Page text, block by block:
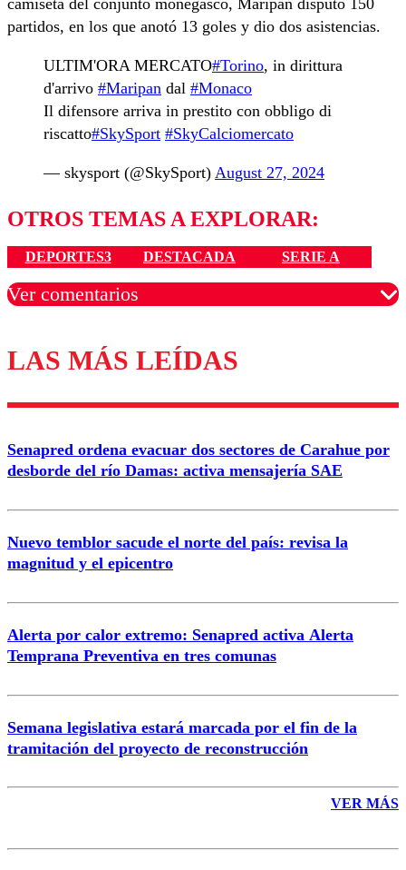
partidos, en los que anotó 13 goles y dio dos asistencias.
ULTIM'ORA MERCATO#Torino, in dirittura
d'arrivo #Maripan dal #Monaco
Il difensore arriva in prestito con obbligo di
riscatto#SkySport #SkyCalciomercato
— skysport (@SkySport) August 27, 2024
OTROS TEMAS A EXPLORAR:
DEPORTES3 DESTACADA SERIE A
Ver comentarios
Los comentarios son moderados para garantizar un
diálogo respetuoso.
Correo
LAS MÁS LEÍDAS
Senapred ordena evacuar dos sectores de Carahue por
desborde del río Damas: activa mensajería SAE
Nuevo temblor sacude el norte del país: revisa la
magnitud y el epicentro
Alerta por calor extremo: Senapred activa Alerta
Temprana Preventiva en tres comunas
Semana legislativa estará marcada por el fin de la
tramitación del proyecto de reconstrucción
VER MÁS